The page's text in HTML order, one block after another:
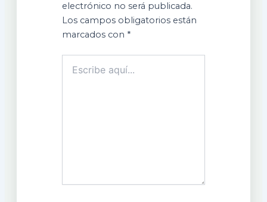
electrónico no será publicada.
Los campos obligatorios están
marcados con *
aquí...